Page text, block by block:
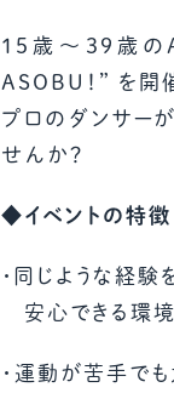
15歳〜39歳の
ASOBU！” を開
プロのダンサー
せんか？
◆イベントの特徴
・同じような経
安心できる環境
・運動が苦手で